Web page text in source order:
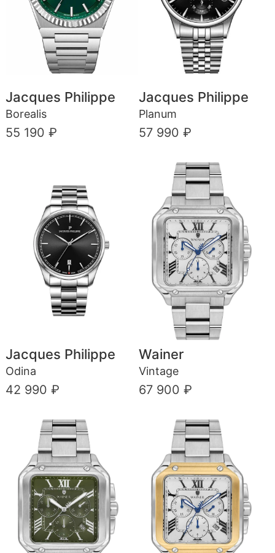
Jacques Philippe
Borealis
55 190 ₽
Jacques Philippe
Planum
57 990 ₽
Jacques Philippe
Odina
42 990 ₽
Wainer
Vintage
67 900 ₽